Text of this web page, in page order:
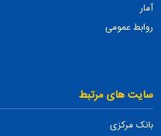
آمار
روابط عمومی
سایت های مرتبط
بانک مرکزی